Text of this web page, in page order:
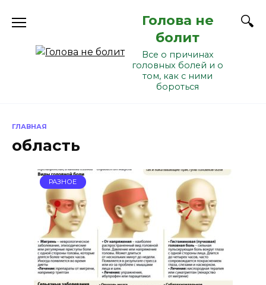
Голова не
болит
Все о причинах
головных болей и о
том, как с ними
бороться
ГЛАВНАЯ
область
РАЗНОЕ